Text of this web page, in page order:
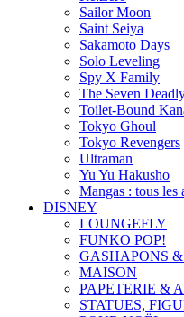
Sailor Moon
Saint Seiya
Sakamoto Days
Solo Leveling
Spy X Family
The Seven
Toilet-Bound
Tokyo Ghoul
Tokyo Revengers
Ultraman
Yu Yu Hakusho
Mangas : tous les
DISNEY
LOUNGEFLY
FUNKO POP!
GASHAPONS
MAISON
PAPETERIE &
STATUES,